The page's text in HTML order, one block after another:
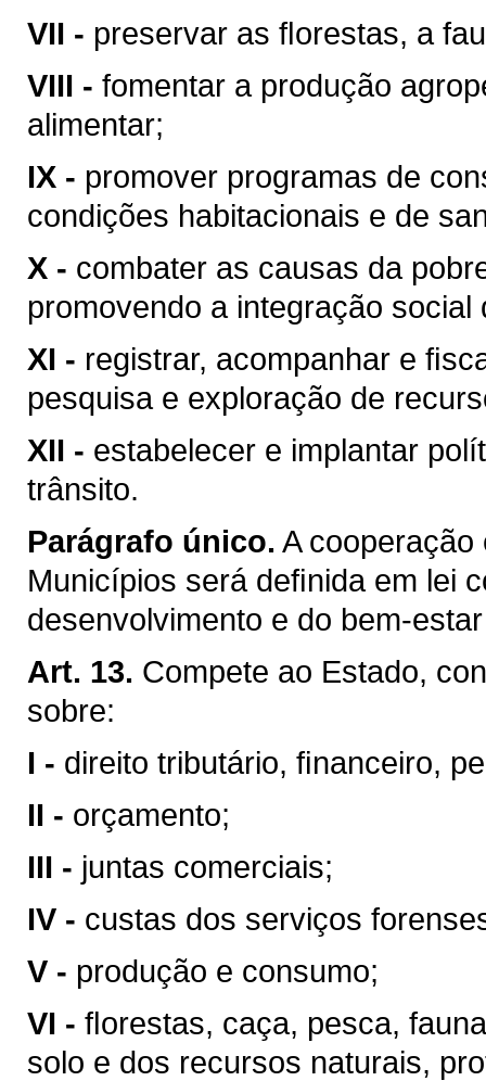
VII - preservar as ﬂorestas, a
VIII - fomentar a produção
alimentar;
IX - promover programas de
condições habitacionais e de
X - combater as causas da
promovendo a integração
XI - registrar, acompanhar e
pesquisa e exploração de
XII - estabelecer e implantar
trânsito.
Parágrafo único. A cooperação
Municípios será deﬁnida em lei
desenvolvimento e do bem-
Art. 13. Compete ao Estado,
sobre:
I - direito tributário, ﬁnanceiro,
II - orçamento;
III - juntas comerciais;
IV - custas dos serviços
V - produção e consumo;
VI - ﬂorestas, caça, pesca,
solo e dos recursos naturais,